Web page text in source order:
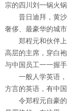
宗的四川刘一锅火锅
昔日迪拜，黄沙
奢侈、最豪华的城
郑程元和伙伴上
高层的主席，穿白
与中国员工一一握
一般人学英语，
方言的英语，有中
令郑程元自豪的